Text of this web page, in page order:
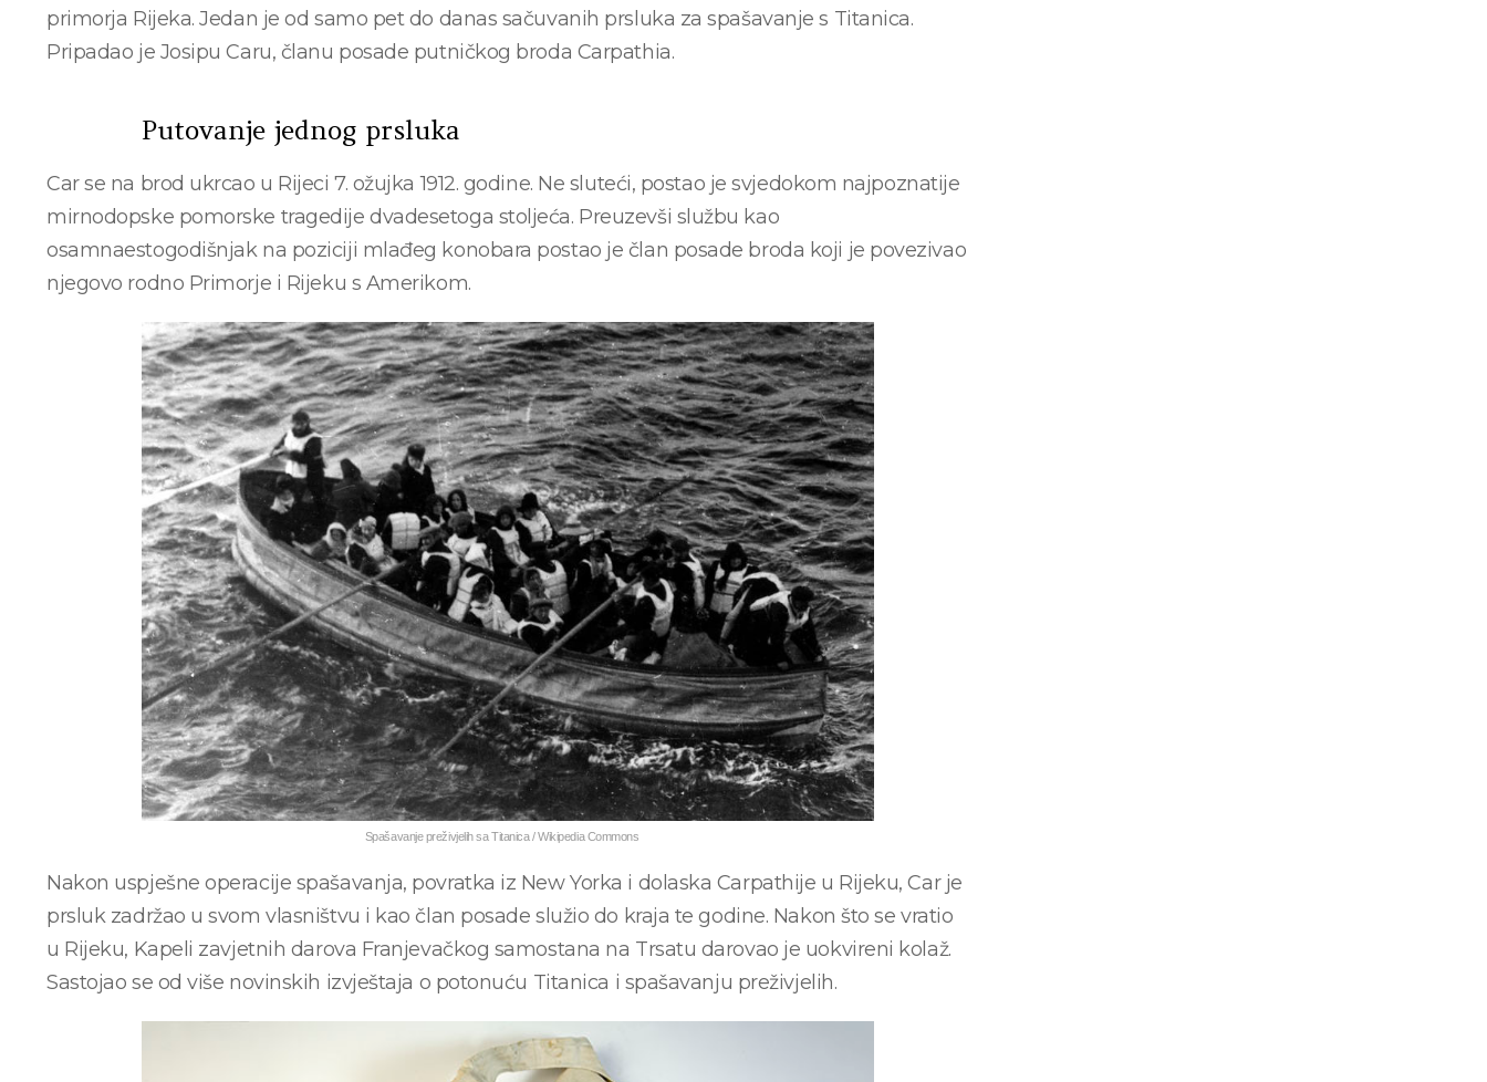
primorja Rijeka. Jedan je od samo pet do danas sačuvanih prsluka za spašavanje s Titanica.
Pripadao je Josipu Caru, članu posade putničkog broda Carpathia.
Putovanje jednog prsluka
Car se na brod ukrcao u Rijeci 7. ožujka 1912. godine. Ne sluteći, postao je svjedokom najpoznatije
mirnodopske pomorske tragedije dvadesetoga stoljeća. Preuzevši službu kao
osamnaestogodišnjak na poziciji mlađeg konobara postao je član posade broda koji je povezivao
njegovo rodno Primorje i Rijeku s Amerikom.
Spašavanje preživjelih sa Titanica / Wikipedia Commons
Nakon uspješne operacije spašavanja, povratka iz New Yorka i dolaska Carpathije u Rijeku, Car je
prsluk zadržao u svom vlasništvu i kao član posade služio do kraja te godine. Nakon što se vratio
u Rijeku, Kapeli zavjetnih darova Franjevačkog samostana na Trsatu darovao je uokvireni kolaž.
Sastojao se od više novinskih izvještaja o potonuću Titanica i spašavanju preživjelih.